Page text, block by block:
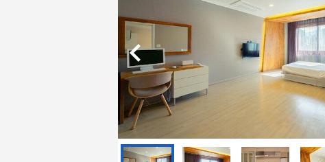
the
and
select
a
date.
Press
the
question
mark
key
with
the
calendar
and
select
a
date.
question
mark
key